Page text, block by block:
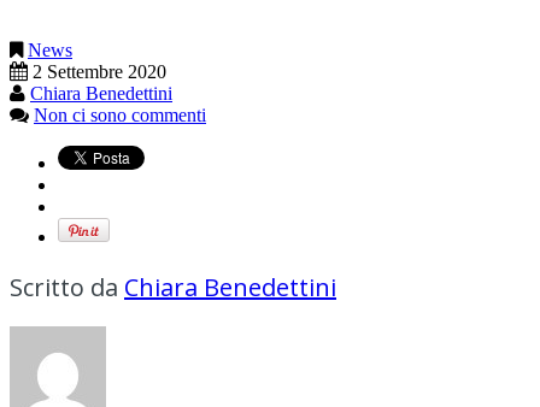
News
2 Settembre 2020
Chiara Benedettini
Non ci sono commenti
Scritto da Chiara Benedettini